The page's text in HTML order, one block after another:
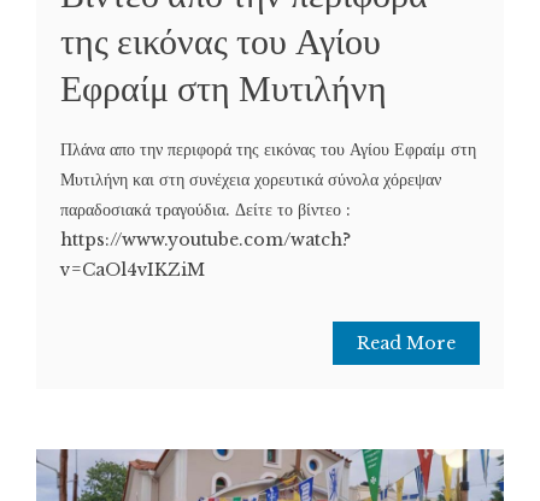
της εικόνας του Αγίου
Εφραίμ στη Μυτιλήνη
Πλάνα απο την περιφορά της εικόνας του Αγίου Εφραίμ στη
Μυτιλήνη και στη συνέχεια χορευτικά σύνολα χόρεψαν
παραδοσιακά τραγούδια. Δείτε το βίντεο :
https://www.youtube.com/watch?
v=CaOl4vIKZiM
Read More